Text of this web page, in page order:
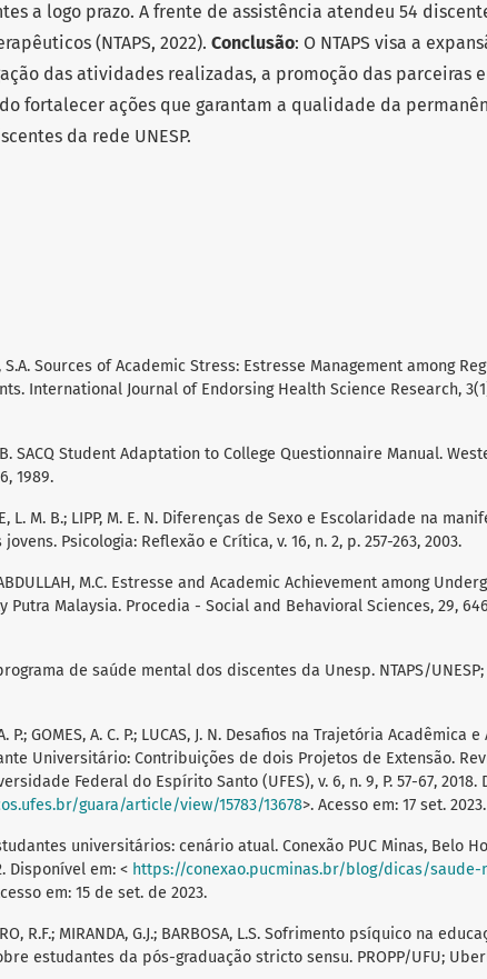
a logo prazo. A frente de assistência atendeu 54
(NTAPS, 2022). Conclusão: O NTAPS visa a
das atividades realizadas, a promoção das parceiras
fortalecer ações que garantam a qualidade da
da rede UNESP.
S.A. Sources of Academic Stress: Estresse Management among
International Journal of Endorsing Health Science Research,
B. SACQ Student Adaptation to College Questionnaire Manual.
1989.
L. M. B.; LIPP, M. E. N. Diferenças de Sexo e Escolaridade na
Psicologia: Reflexão e Crítica, v. 16, n. 2, p. 257-263, 2003.
ABDULLAH, M.C. Estresse and Academic Achievement among
Putra Malaysia. Procedia - Social and Behavioral Sciences, 29,
de saúde mental dos discentes da Unesp. NTAPS/UNESP;
A. P.; GOMES, A. C. P.; LUCAS, J. N. Desafios na Trajetória Acadêmica
Universitário: Contribuições de dois Projetos de Extensão.
Federal do Espírito Santo (UFES), v. 6, n. 9, P. 57-67, 2018.
guara/article/view/15783/13678>. Acesso em: 17 set. 2023.
universitários: cenário atual. Conexão PUC Minas, Belo
Disponível em: < https://conexao.pucminas.br/blog/dicas/saude-
em: 15 de set. de 2023.
R.F.; MIRANDA, G.J.; BARBOSA, L.S. Sofrimento psíquico na
estudantes da pós-graduação stricto sensu. PROPP/UFU;